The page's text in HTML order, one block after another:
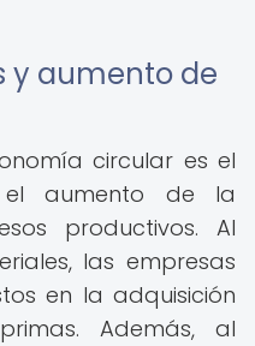
y aumento de
circular es el
aumento de la
productivos. Al
las empresas
en la adquisición
Además, al